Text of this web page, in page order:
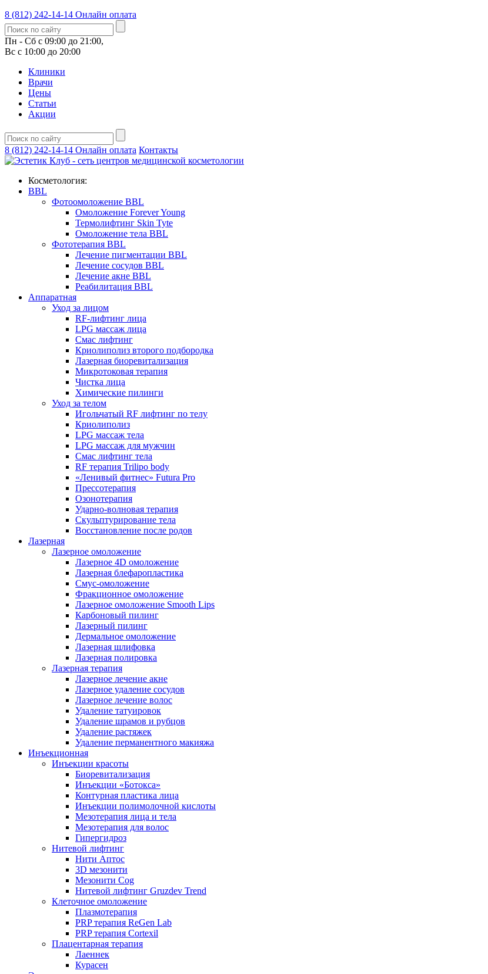
8 (812) 242-14-14 Онлайн оплата
Пн - Сб с 09:00 до 21:00,
Вс с 10:00 до 20:00
Клиники
Врачи
Цены
Статьи
Акции
8 (812) 242-14-14 Онлайн оплата Контакты
Косметология:
BBL
Фотоомоложение BBL
Омоложение Forever Young
Термолифтинг Skin Tyte
Омоложение тела BBL
Фототерапия BBL
Лечение пигментации BBL
Лечение сосудов BBL
Лечение акне BBL
Реабилитация BBL
Аппаратная
Уход за лицом
RF-лифтинг лица
LPG массаж лица
Смас лифтинг
Криолиполиз второго подбородка
Лазерная биоревитализация
Микротоковая терапия
Чистка лица
Химические пилинги
Уход за телом
Игольчатый RF лифтинг по телу
Криолиполиз
LPG массаж тела
LPG массаж для мужчин
Смас лифтинг тела
RF терапия Trilipo body
«Ленивый фитнес» Futura Pro
Прессотерапия
Озонотерапия
Ударно-волновая терапия
Скульптурирование тела
Восстановление после родов
Лазерная
Лазерное омоложение
Лазерное 4D омоложение
Лазерная блефаропластика
Смус-омоложение
Фракционное омоложение
Лазерное омоложение Smooth Lips
Карбоновый пилинг
Лазерный пилинг
Дермальное омоложение
Лазерная шлифовка
Лазерная полировка
Лазерная терапия
Лазерное лечение акне
Лазерное удаление сосудов
Лазерное лечение волос
Удаление татуировок
Удаление шрамов и рубцов
Удаление растяжек
Удаление перманентного макияжа
Инъекционная
Инъекции красоты
Биоревитализация
Инъекции «Ботокса»
Контурная пластика лица
Инъекции полимолочной кислоты
Мезотерапия лица и тела
Мезотерапия для волос
Гипергидроз
Нитевой лифтинг
Нити Аптос
3D мезонити
Мезонити Cog
Нитевой лифтинг Gruzdev Trend
Клеточное омоложение
Плазмотерапия
PRP терапия ReGen Lab
PRP терапия Cortexil
Плацентарная терапия
Лаеннек
Курасен